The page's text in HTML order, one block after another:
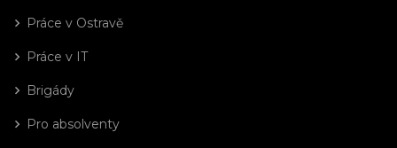
Práce v Ostravě
Práce v IT
Brigády
Pro absolventy